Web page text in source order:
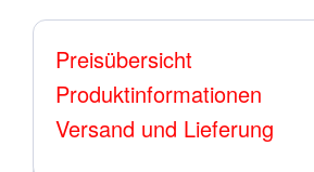
Optionen
auf
der
Preisübersicht
Produktinformationen
Versand und Lieferung